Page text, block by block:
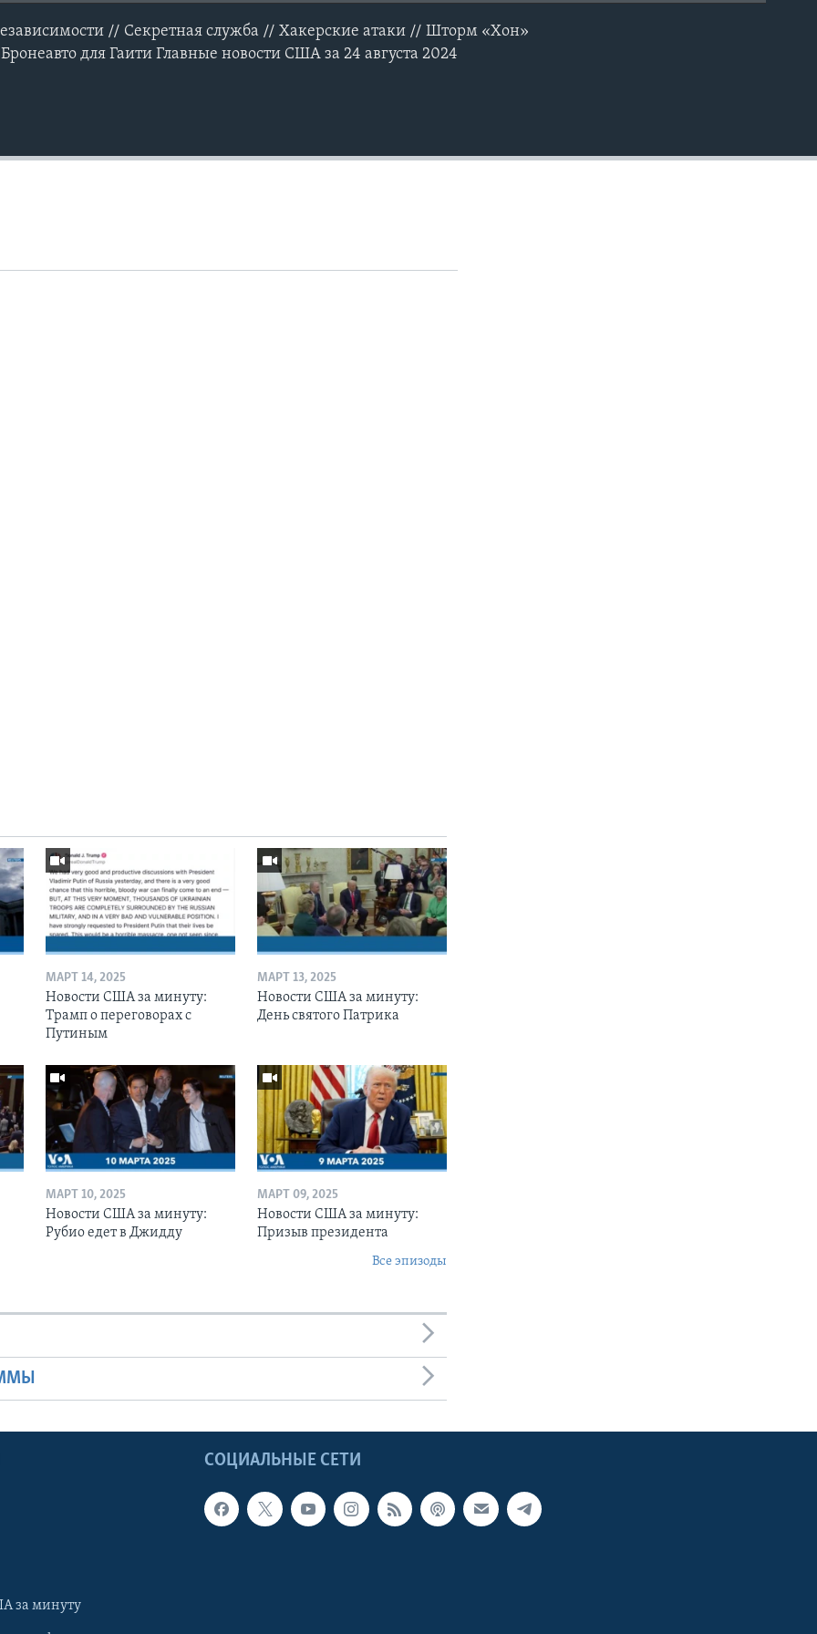
// Секретная служба // Хакерские атаки // Шторм «Хон»
для Гаити Главные новости США за 24 августа 2024
МАРТ 14, 2025
Новости США за минуту:
Трамп о переговорах с
Путиным
МАРТ 13, 2025
Новости США за минуту:
День святого Патрика
МАРТ 10, 2025
Новости США за минуту:
Рубио едет в Джидду
МАРТ 09, 2025
Новости США за минуту:
Призыв президента
Все эпизоды
СОЦИАЛЬНЫЕ СЕТИ
за минуту